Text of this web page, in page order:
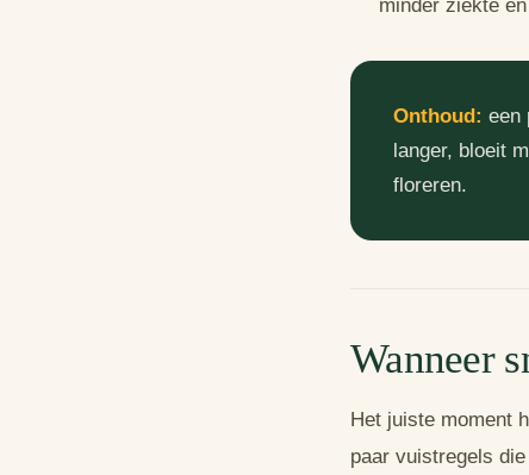
minder ziekte
Onthoud: een
langer, bloeit
floreren.
Wanneer
Het juiste moment
paar vuistregels